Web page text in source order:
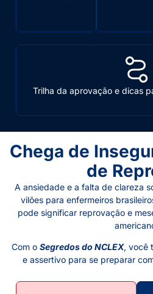
Trilha da aprovação e dicas
Chega de
de
A ansiedade e a falta de clareza
vilões para enfermeiros
pode significar reprovação e
Com o Segredos do NCLEX, você
e assertivo para se preparar